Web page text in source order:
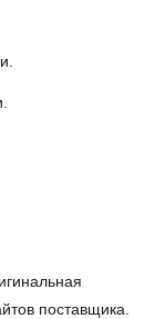
поставщика.